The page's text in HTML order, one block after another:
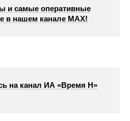
и самые оперативные
в нашем канале МАХ!
на канал ИА «Время Н»